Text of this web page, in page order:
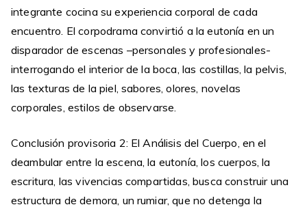
integrante cocina su experiencia corporal de cada
encuentro. El corpodrama convirtió a la eutonía en un
disparador de escenas –personales y profesionales-
interrogando el interior de la boca, las costillas, la pelvis,
las texturas de la piel, sabores, olores, novelas
corporales, estilos de observarse.
Conclusión provisoria 2: El Análisis del Cuerpo, en el
deambular entre la escena, la eutonía, los cuerpos, la
escritura, las vivencias compartidas, busca construir una
estructura de demora, un rumiar, que no detenga la